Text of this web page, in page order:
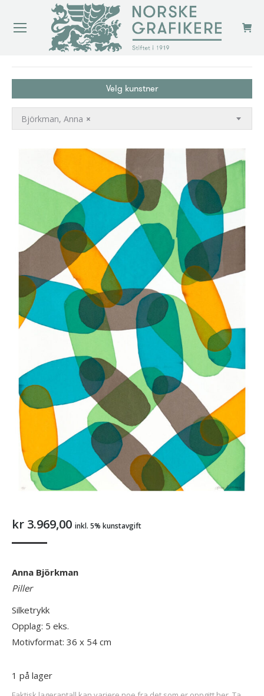
Velg kunstner
×
Björkman, Anna
kr 3.969,00 inkl. 5% kunstavgift
Anna Björkman
Piller
Silketrykk
Opplag: 5 eks.
Motivformat: 36 x 54 cm
1 på lager